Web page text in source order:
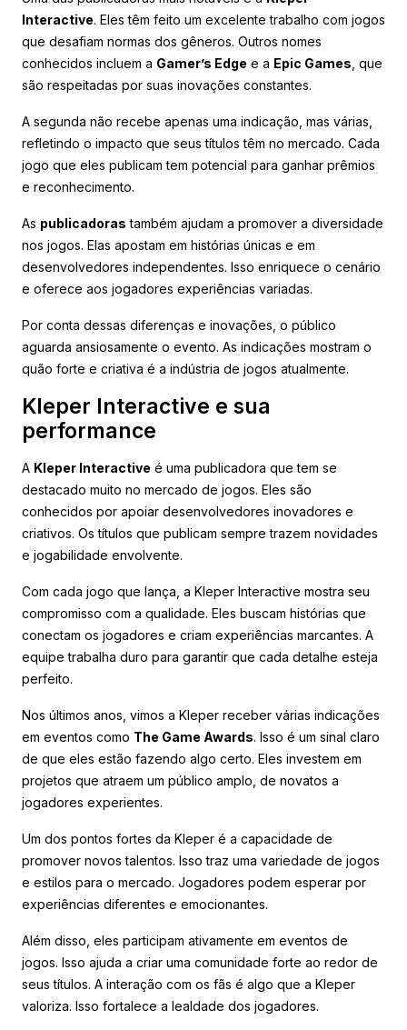
Interactive. Eles têm feito um excelente trabalho com jogos
que desafiam normas dos gêneros. Outros nomes
conhecidos incluem a Gamer’s Edge e a Epic Games , que
são respeitadas por suas inovações constantes.
A segunda não recebe apenas uma indicação, mas várias,
refletindo o impacto que seus títulos têm no mercado. Cada
jogo que eles publicam tem potencial para ganhar prêmios
e reconhecimento.
As publicadoras também ajudam a promover a diversidade
nos jogos. Elas apostam em histórias únicas e em
desenvolvedores independentes. Isso enriquece o cenário
e oferece aos jogadores experiências variadas.
Por conta dessas diferenças e inovações, o público
aguarda ansiosamente o evento. As indicações mostram o
quão forte e criativa é a indústria de jogos atualmente.
Kleper Interactive e sua
performance
A Kleper Interactive é uma publicadora que tem se
destacado muito no mercado de jogos. Eles são
conhecidos por apoiar desenvolvedores inovadores e
criativos. Os títulos que publicam sempre trazem novidades
e jogabilidade envolvente.
Com cada jogo que lança, a Kleper Interactive mostra seu
compromisso com a qualidade. Eles buscam histórias que
conectam os jogadores e criam experiências marcantes. A
equipe trabalha duro para garantir que cada detalhe esteja
perfeito.
Nos últimos anos, vimos a Kleper receber várias indicações
em eventos como The Game Awards. Isso é um sinal claro
de que eles estão fazendo algo certo. Eles investem em
projetos que atraem um público amplo, de novatos a
jogadores experientes.
Um dos pontos fortes da Kleper é a capacidade de
promover novos talentos. Isso traz uma variedade de jogos
e estilos para o mercado. Jogadores podem esperar por
experiências diferentes e emocionantes.
Além disso, eles participam ativamente em eventos de
jogos. Isso ajuda a criar uma comunidade forte ao redor de
seus títulos. A interação com os fãs é algo que a Kleper
valoriza. Isso fortalece a lealdade dos jogadores.